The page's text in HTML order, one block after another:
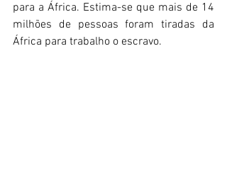
para a África. Estima-se que mais de 14
milhões de pessoas foram tiradas da
África para trabalho o escravo.